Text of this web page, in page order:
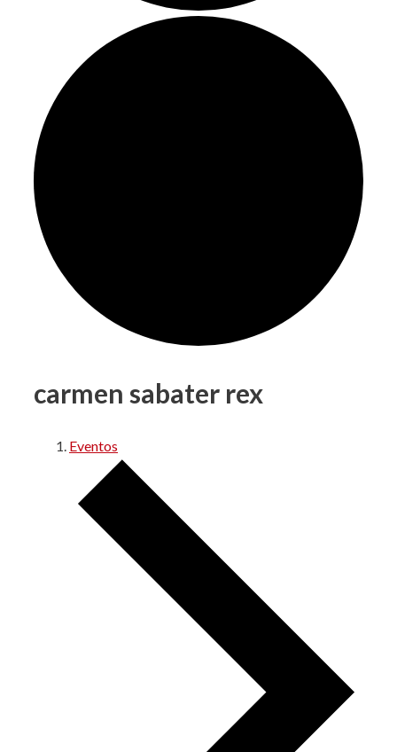
carmen sabater rex
Eventos